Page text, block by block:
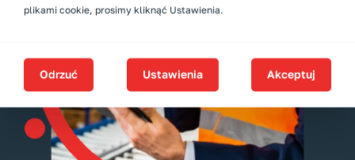
plikami cookie, prosimy kliknąć Ustawienia.
Odrzuć Ustawienia Akceptuj